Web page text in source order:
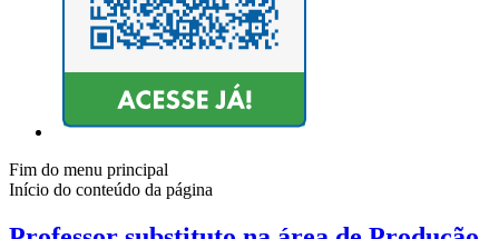
Fim do menu principal
Início do conteúdo da página